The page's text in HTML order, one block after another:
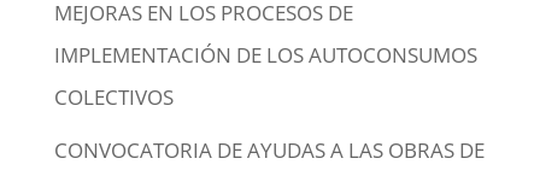
MEJORAS EN LOS PROCESOS DE
IMPLEMENTACIÓN DE LOS AUTOCONSUMOS
COLECTIVOS
CONVOCATORIA DE AYUDAS A LAS OBRAS DE